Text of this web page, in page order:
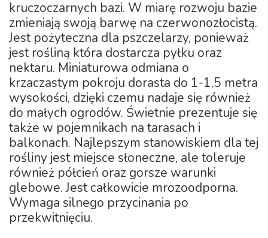
kruczoczarnych bazi. W miarę rozwoju bazie
zmieniają swoją barwę na czerwonozłocistą.
Jest pożyteczna dla pszczelarzy, ponieważ
jest rośliną która dostarcza pyłku oraz
nektaru. Miniaturowa odmiana o
krzaczastym pokroju dorasta do 1-1,5 metra
wysokości, dzięki czemu nadaje się również
do małych ogrodów. Świetnie prezentuje się
także w pojemnikach na tarasach i
balkonach. Najlepszym stanowiskiem dla tej
rośliny jest miejsce słoneczne, ale toleruje
również półcień oraz gorsze warunki
glebowe. Jest całkowicie mrozoodporna.
Wymaga silnego przycinania po
przekwitnięciu.